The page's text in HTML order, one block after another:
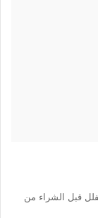
قبل الشراء من